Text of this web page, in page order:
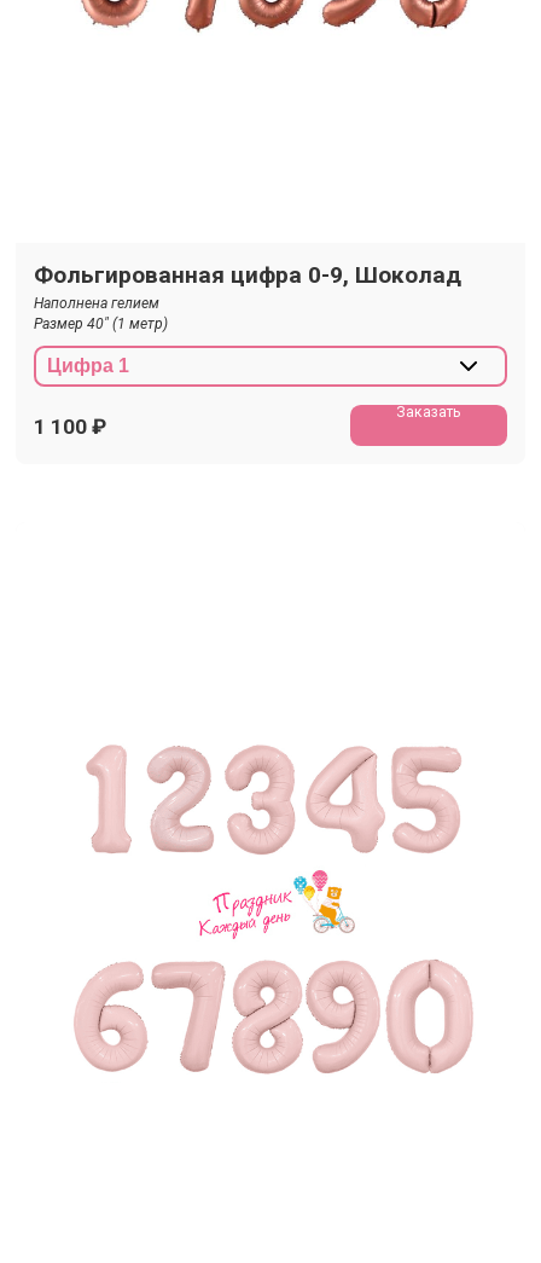
Фольгированная цифра 0-9, Шоколад
Наполнена гелием
Размер 40" (1 метр)
1 100 ₽
Заказать